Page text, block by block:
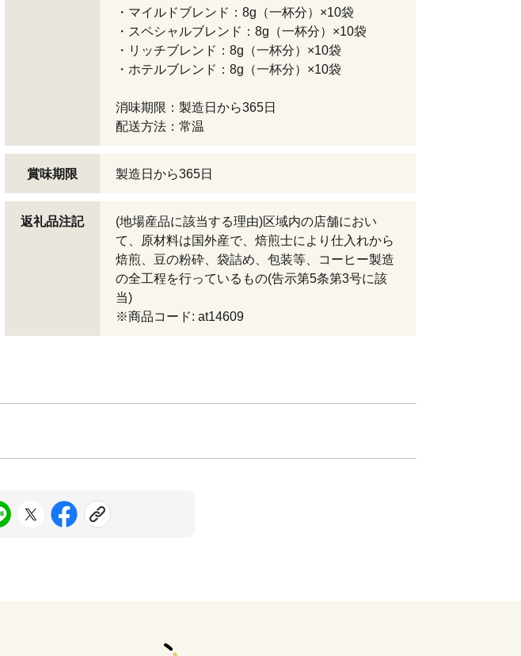
・マイルドブレンド：8g（一杯分）×10袋
・スペシャルブレンド：8g（一杯分）×10袋
・リッチブレンド：8g（一杯分）×10袋
・ホテルブレンド：8g（一杯分）×10袋
消味期限：製造日から365日
配送方法：常温
賞味期限 製造日から365日
返礼品注記
(地場産品に該当する理由)区域内の店舗におい
て、原材料は国外産で、焙煎士により仕入れから
焙煎、豆の粉砕、袋詰め、包装等、コーヒー製造
の全工程を行っているもの(告示第5条第3号に該
当)
※商品コード: at14609